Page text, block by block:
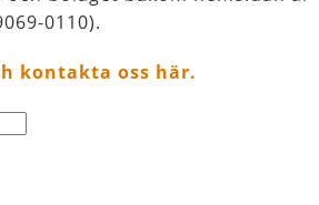
0110).
kontakta oss här.